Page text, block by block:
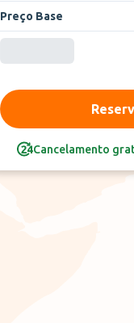
Preço Base
Cancelamento